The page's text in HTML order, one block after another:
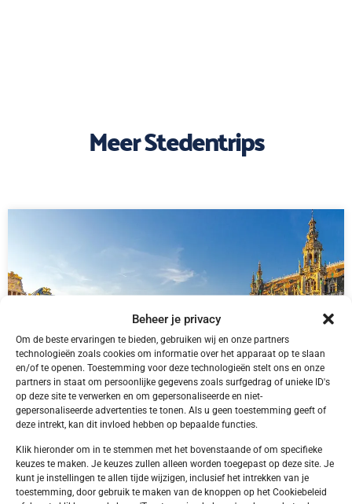
Beheer je privacy
Om de beste ervaringen te bieden, gebruiken wij en onze partners
technologieën zoals cookies om informatie over het apparaat op te slaan
en/of te openen. Toestemming voor deze technologieën stelt ons en onze
partners in staat om persoonlijke gegevens zoals surfgedrag of unieke ID's
op deze site te verwerken en om gepersonaliseerde en niet-
gepersonaliseerde advertenties te tonen. Als u geen toestemming geeft of
deze intrekt, kan dit invloed hebben op bepaalde functies.
Klik hieronder om in te stemmen met het bovenstaande of om specifieke
keuzes te maken. Je keuzes zullen alleen worden toegepast op deze site. Je
kunt je instellingen te allen tijde wijzigen, inclusief het intrekken van je
toestemming, door gebruik te maken van de knoppen op het Cookiebeleid
Meer Stedentrips
België,Brussel
Brussel Vilvoorde Campanile Hotel Brussel
Vilvoorde